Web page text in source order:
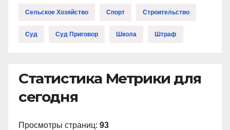
Сельское Хозяйство Спорт Строительство
Суд Суд Приговор Школа Штраф
Статистика Метрики для
сегодня
Просмотры страниц: 93